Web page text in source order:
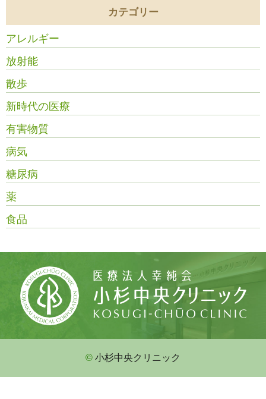
カテゴリー
アレルギー
放射能
散歩
新時代の医療
有害物質
病気
糖尿病
薬
食品
© 小杉中央クリニック